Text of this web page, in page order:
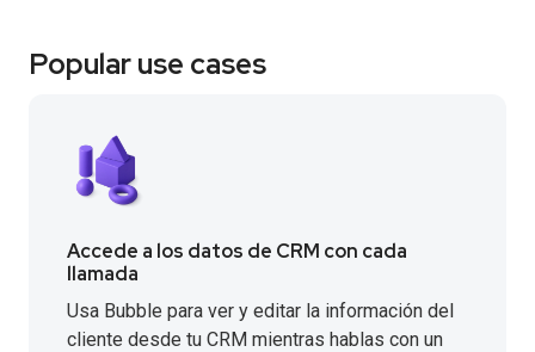
Popular use cases
Accede a los datos de CRM con cada
llamada
Usa Bubble para ver y editar la información del
cliente desde tu CRM mientras hablas con un